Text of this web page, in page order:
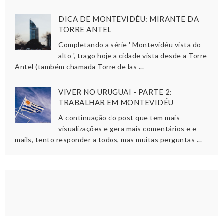
DICA DE MONTEVIDÉU: MIRANTE DA
TORRE ANTEL
Completando a série ' Montevidéu vista do
alto ', trago hoje a cidade vista desde a Torre
Antel (também chamada Torre de las ...
VIVER NO URUGUAI - PARTE 2:
TRABALHAR EM MONTEVIDÉU
A continuação do post que tem mais
visualizações e gera mais comentários e e-
mails, tento responder a todos, mas muitas perguntas ...